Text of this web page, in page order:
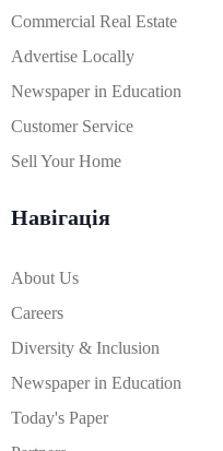
Commercial Real Estate
Advertise Locally
Newspaper in Education
Customer Service
Sell Your Home
Навігація
About Us
Careers
Diversity & Inclusion
Newspaper in Education
Today's Paper